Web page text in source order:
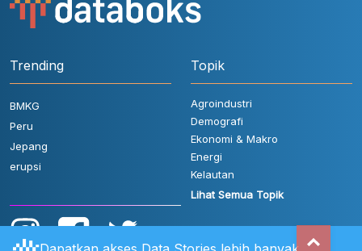
Trending
BMKG
Peru
Jepang
erupsi
Topik
Agroindustri
Demografi
Ekonomi & Makro
Energi
Kelautan
Lihat Semua Topik